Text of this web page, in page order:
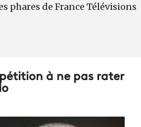
phares de France Télévisions
à ne pas rater